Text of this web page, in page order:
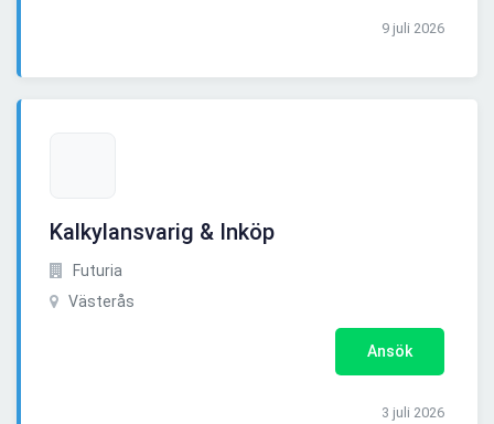
9 juli 2026
Kalkylansvarig & Inköp
Futuria
Västerås
Ansök
3 juli 2026